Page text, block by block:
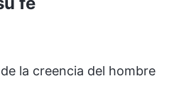
la creencia del hombre